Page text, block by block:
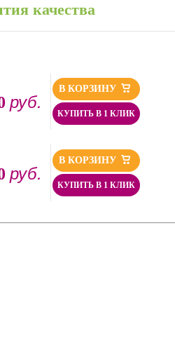
качества
руб.
В КОРЗИНУ
КУПИТЬ В 1 КЛИК
руб.
В КОРЗИНУ
КУПИТЬ В 1 КЛИК